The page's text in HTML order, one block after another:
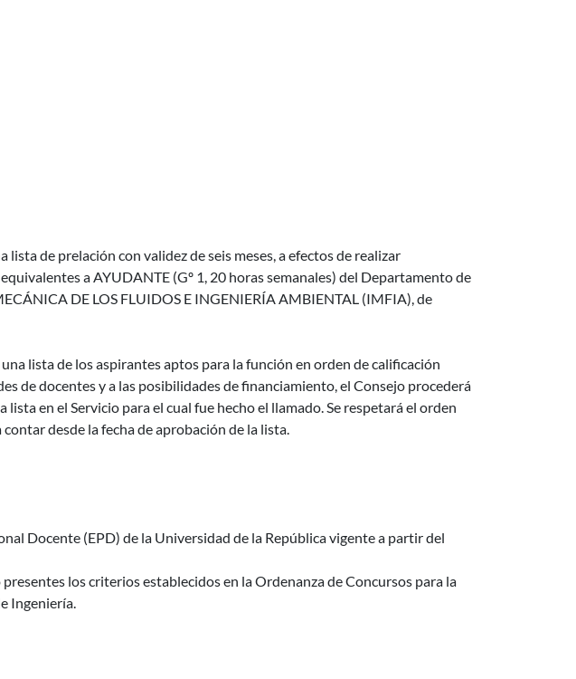
lista de prelación con validez de seis meses, a efectos de realizar
a AYUDANTE (Gº 1, 20 horas semanales) del Departamento de
DE LOS FLUIDOS E INGENIERÍA AMBIENTAL (IMFIA), de
lista de los aspirantes aptos para la función en orden de calificación
de docentes y a las posibilidades de financiamiento, el Consejo procederá
en el Servicio para el cual fue hecho el llamado. Se respetará el orden
desde la fecha de aprobación de la lista.
Docente (EPD) de la Universidad de la República vigente a partir del
los criterios establecidos en la Ordenanza de Concursos para la
Ingeniería.